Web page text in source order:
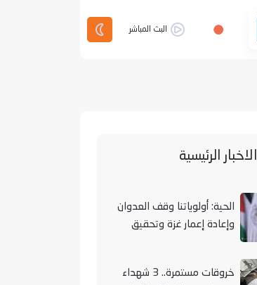
البث المباشر
الاخبار الرئيسية
الحية: أولوياتنا وقف العدوان
وإعادة إعمار غزة وتحقيق
خروقات مستمرة.. 3 شهداء